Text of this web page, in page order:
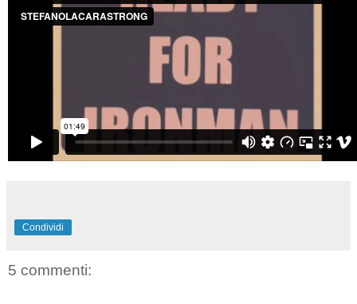
Condividi
5 commenti: